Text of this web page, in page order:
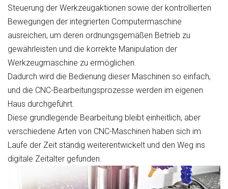
Steuerung der Werkzeugaktionen sowie der kontrollierten
Bewegungen der integrierten Computermaschine
ausreichen, um deren ordnungsgemäßen Betrieb zu
gewährleisten und die korrekte Manipulation der
Werkzeugmaschine zu ermöglichen.
Dadurch wird die Bedienung dieser Maschinen so einfach,
und die CNC-Bearbeitungsprozesse werden im eigenen
Haus durchgeführt.
Diese grundlegende Bearbeitung bleibt einheitlich, aber
verschiedene Arten von CNC-Maschinen haben sich im
Laufe der Zeit ständig weiterentwickelt und den Weg ins
digitale Zeitalter gefunden.